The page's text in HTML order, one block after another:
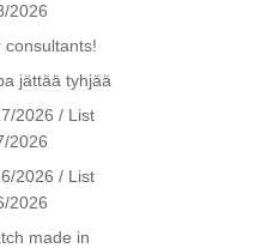
2026
consultants!
jättää tyhjää
2026 / List
2026
2026 / List
2026
made in